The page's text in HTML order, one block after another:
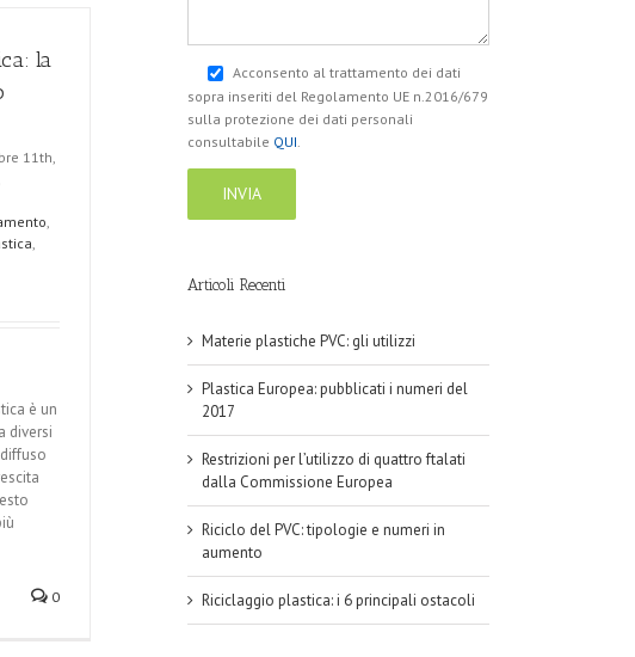
la
11th,
,
,
è un
diversi
0
Acconsento al trattamento dei dati
sopra inseriti del Regolamento UE n.2016/679
sulla protezione dei dati personali
consultabile QUI.
Articoli Recenti
Materie plastiche PVC: gli utilizzi
Plastica Europea: pubblicati i numeri del
2017
Restrizioni per l’utilizzo di quattro ftalati
dalla Commissione Europea
Riciclo del PVC: tipologie e numeri in
aumento
Riciclaggio plastica: i 6 principali ostacoli